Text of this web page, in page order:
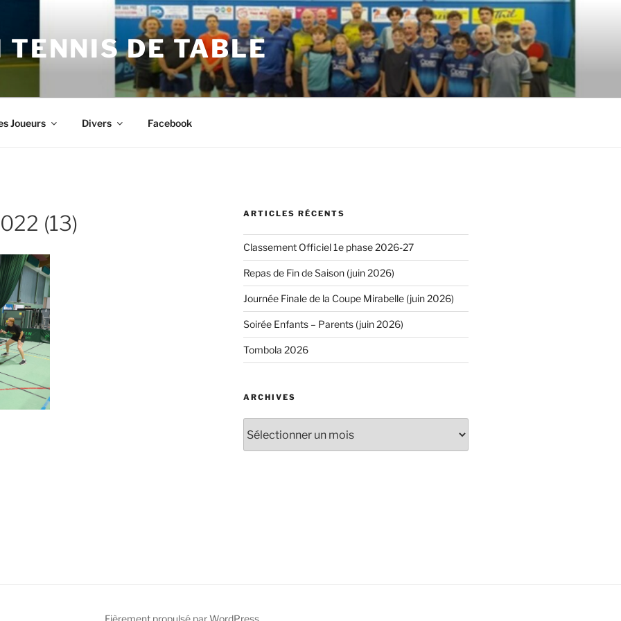
TENNIS DE TABLE
Joueurs Divers Facebook
(13) ARTICLES RÉCENTS
Classement Officiel 1e phase 2026-27
Repas de Fin de Saison (juin 2026)
Journée Finale de la Coupe Mirabelle (juin 2026)
Soirée Enfants – Parents (juin 2026)
Tombola 2026
ARCHIVES